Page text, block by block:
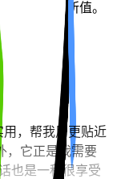
绝对物有所值。
，帮我用更贴近
，它正是我需要
也是一种很享受